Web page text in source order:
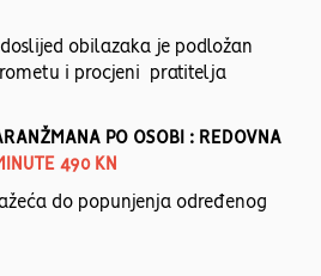
obilazaka je podložan
i procjeni pratitelja
PO OSOBI : REDOVNA
490 KN
do popunjenja određenog